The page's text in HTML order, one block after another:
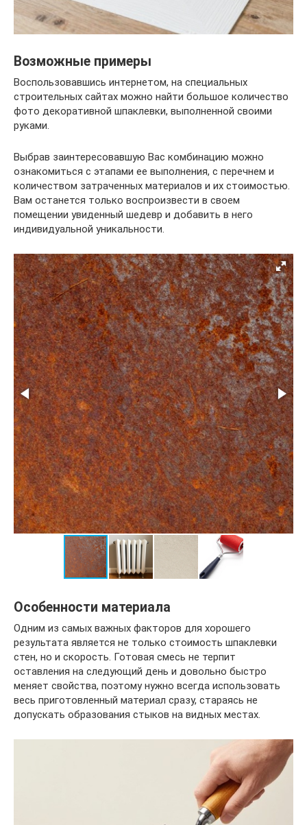
Возможные примеры
Воспользовавшись интернетом, на специальных
строительных сайтах можно найти большое количество
фото декоративной шпаклевки, выполненной своими
руками.
Выбрав заинтересовавшую Вас комбинацию можно
ознакомиться с этапами ее выполнения, с перечнем и
количеством затраченных материалов и их стоимостью.
Вам останется только воспроизвести в своем
помещении увиденный шедевр и добавить в него
индивидуальной уникальности.
Особенности материала
Одним из самых важных факторов для хорошего
результата является не только стоимость шпаклевки
стен, но и скорость. Готовая смесь не терпит
оставления на следующий день и довольно быстро
меняет свойства, поэтому нужно всегда использовать
весь приготовленный материал сразу, стараясь не
допускать образования стыков на видных местах.